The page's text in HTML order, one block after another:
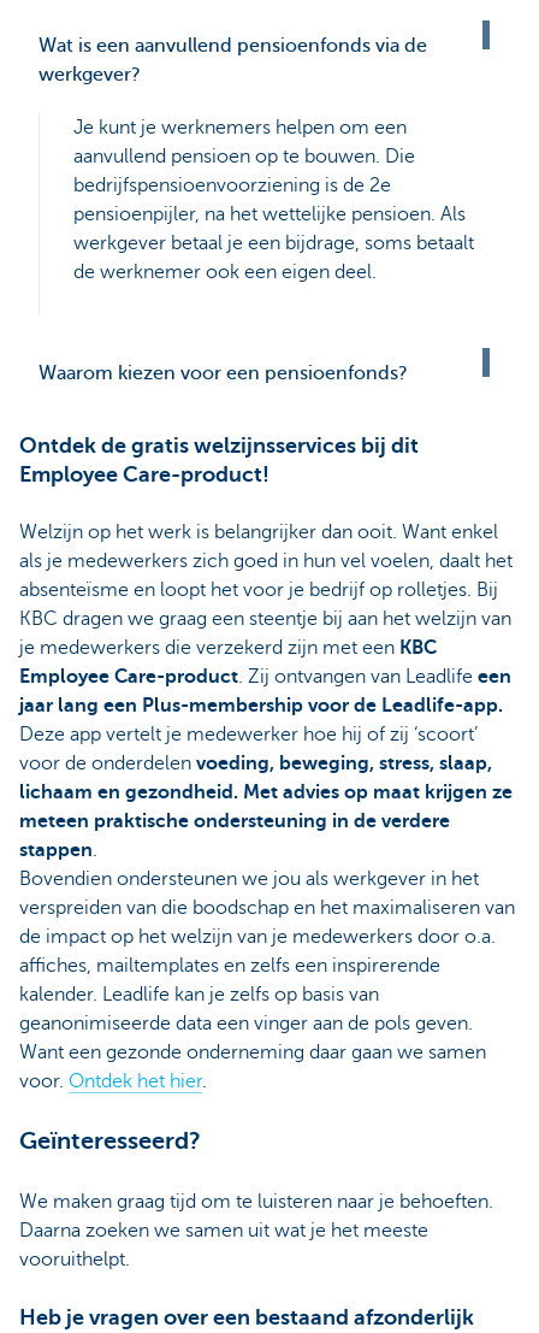
Wat is een aanvullend pensioenfonds via de
werkgever?
Je kunt je werknemers helpen om een
aanvullend pensioen op te bouwen. Die
bedrijfspensioenvoorziening is de 2e
pensioenpijler, na het wettelijke pensioen. Als
werkgever betaal je een bijdrage, soms betaalt
de werknemer ook een eigen deel.
Waarom kiezen voor een pensioenfonds?
Ontdek de gratis welzijnsservices bij dit
Employee Care-product!
Welzijn op het werk is belangrijker dan ooit. Want enkel
als je medewerkers zich goed in hun vel voelen, daalt het
absenteïsme en loopt het voor je bedrijf op rolletjes. Bij
KBC dragen we graag een steentje bij aan het welzijn van
je medewerkers die verzekerd zijn met een KBC
Employee Care-product. Zij ontvangen van Leadlife een
jaar lang een Plus-membership voor de Leadlife-app.
Deze app vertelt je medewerker hoe hij of zij ‘scoort’
voor de onderdelen voeding, beweging, stress, slaap,
lichaam en gezondheid. Met advies op maat krijgen ze
meteen praktische ondersteuning in de verdere
stappen.
Bovendien ondersteunen we jou als werkgever in het
verspreiden van die boodschap en het maximaliseren van
de impact op het welzijn van je medewerkers door o.a.
affiches, mailtemplates en zelfs een inspirerende
kalender. Leadlife kan je zelfs op basis van
geanonimiseerde data een vinger aan de pols geven.
Want een gezonde onderneming daar gaan we samen
voor. Ontdek het hier.
Geïnteresseerd?
We maken graag tijd om te luisteren naar je behoeften.
Daarna zoeken we samen uit wat je het meeste
vooruithelpt.
Heb je vragen over een bestaand afzonderlijk